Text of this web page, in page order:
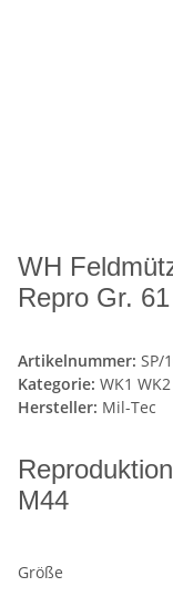
WH
Repro Gr. 61
Artikelnummer: SP/
Kategorie: WK1
Hersteller: Mil-Tec
M44
Größe